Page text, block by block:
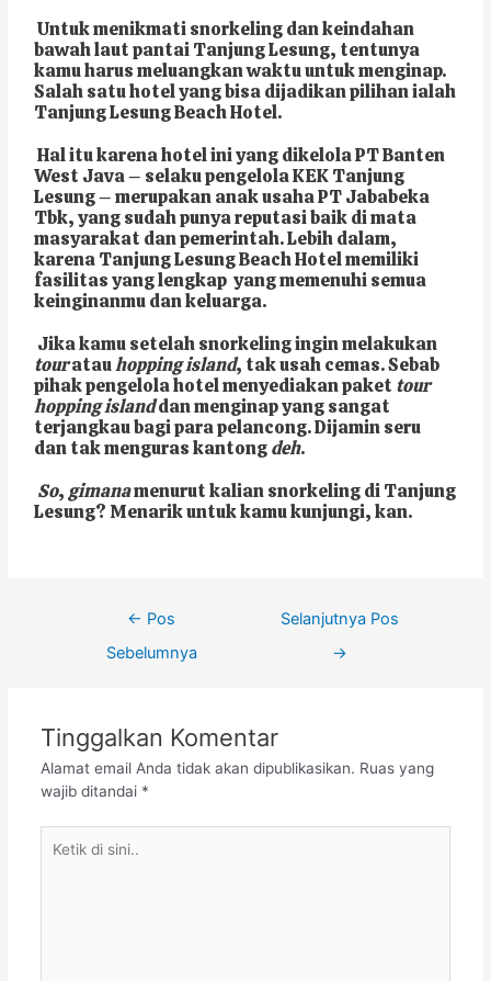
Untuk menikmati snorkeling dan keindahan
bawah laut pantai Tanjung Lesung, tentunya
kamu harus meluangkan waktu untuk menginap.
Salah satu hotel yang bisa dijadikan pilihan ialah
Tanjung Lesung Beach Hotel.
Hal itu karena hotel ini yang dikelola PT Banten
West Java– selaku pengelola KEK Tanjung
Lesung–merupakan anak usaha PT Jababeka
Tbk, yang sudah punya reputasi baik di mata
masyarakat dan pemerintah. Lebih dalam,
karena Tanjung Lesung Beach Hotel memiliki
fasilitas yang lengkap yang memenuhi semua
keinginanmu dan keluarga.
Jika kamu setelah snorkeling ingin melakukan
touratauhopping island, tak usah cemas. Sebab
pihak pengelola hotel menyediakan paket tour
hopping islanddan menginap yang sangat
terjangkau bagi para pelancong. Dijamin seru
dan tak menguras kantongdeh.
So,gimanamenurut kalian snorkeling di Tanjung
Lesung? Menarik untuk kamu kunjungi, kan.
← Pos
Sebelumnya
Selanjutnya Pos
→
Tinggalkan Komentar
Alamat email Anda tidak akan dipublikasikan. Ruas yang
wajib ditandai *